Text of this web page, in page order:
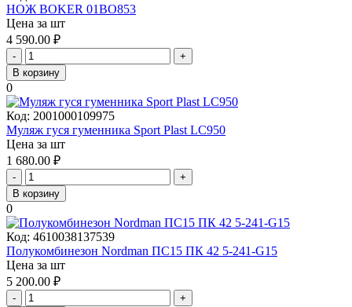
НОЖ BOKER 01BO853
Цена за шт
4 590.00 ₽
-
+
В корзину
0
Код: 2001000109975
Муляж гуся гуменника Sport Plast LC950
Цена за шт
1 680.00 ₽
-
+
В корзину
0
Код: 4610038137539
Полукомбинезон Nordman ПС15 ПК 42 5-241-G15
Цена за шт
5 200.00 ₽
-
+